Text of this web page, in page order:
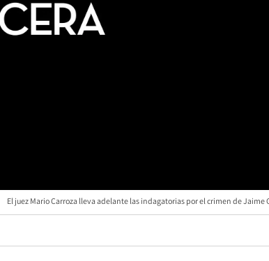
El juez Mario Carroza lleva adelante las indagatorias por el crimen de Jaime